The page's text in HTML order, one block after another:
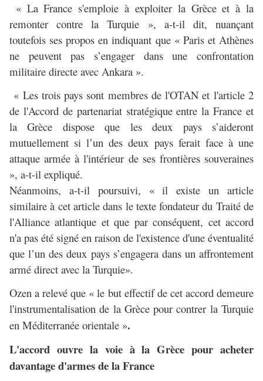
« La France s'emploie à exploiter la Grèce et à la
remonter contre la Turquie », a-t-il dit, nuançant
toutefois ses propos en indiquant que « Paris et Athènes
ne peuvent pas s’engager dans une confrontation
militaire directe avec Ankara ».
« Les trois pays sont membres de l'OTAN et l'article 2
de l'Accord de partenariat stratégique entre la France et
la Grèce dispose que les deux pays s’aideront
mutuellement si l’un des deux pays ferait face à une
attaque armée à l'intérieur de ses frontières souveraines
», a-t-il expliqué.
Néanmoins, a-t-il poursuivi, « il existe un article
similaire à cet article dans le texte fondateur du Traité de
l'Alliance atlantique et que par conséquent, cet accord
n'a pas été signé en raison de l'existence d'une éventualité
que l’un des deux pays s’engagera dans un affrontement
armé direct avec la Turquie».
Ozen a relevé que « le but effectif de cet accord demeure
l'instrumentalisation de la Grèce pour contrer la Turquie
en Méditerranée orientale ».
L'accord ouvre la voie à la Grèce pour acheter
davantage d'armes de la France